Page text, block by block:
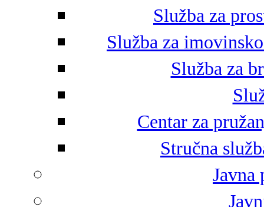
Služba za
Služba za
Služba za
Centar za
Stručna
Javna